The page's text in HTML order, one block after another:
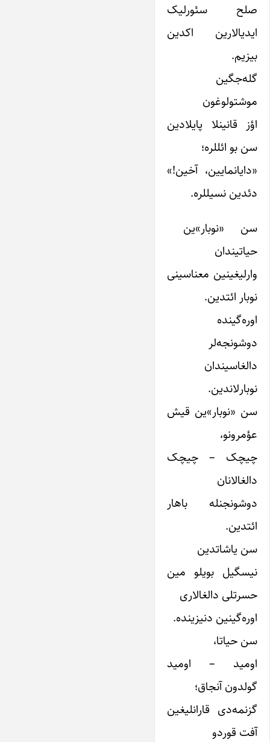
صلح سئورلیک
ایدیالارین اکدین
بیزیم.
گله‌جگین
موشتولوغون
اؤز قانینلا پایلادین
سن بو ائللره؛
«دایانمایین، آخین!»
دئدین نسیللره.
سن «نوبار»ین
حیاتیندان
وارلیغینین معناسینی
نوبار ائتدین.
اوره‌گینده
دوشونجه‌لر
دالغاسیندان
نوبارلاندین.
سن «نوبار»ین قیش
عؤمرونو،
چیچک – چیچک
دالغالانان
دوشونجنله باهار
ائتدین.
سن یاشاتدین
نیسگیل بویلو مین
حسرتلی دالغالاری
اوره‌گینین دنیزینده.
سن حیاتا،
اومید – اومید
گولدون آنجاق؛
گزنمه‌دی قارانلیغین
آفت قوردو